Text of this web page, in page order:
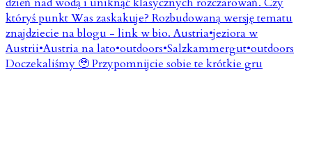
Doczekaliśmy 🥹 Przypomnijcie sobie te krótkie gru